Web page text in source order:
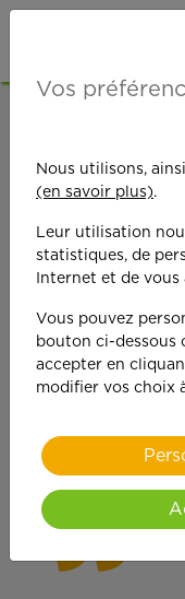
On est
Vos
Nous utilisons,
(en savoir plus).
Leur utilisation
statistiques, de
Internet et de
Vous pouvez
bouton ci-dessous
accepter en
modifier vos choix